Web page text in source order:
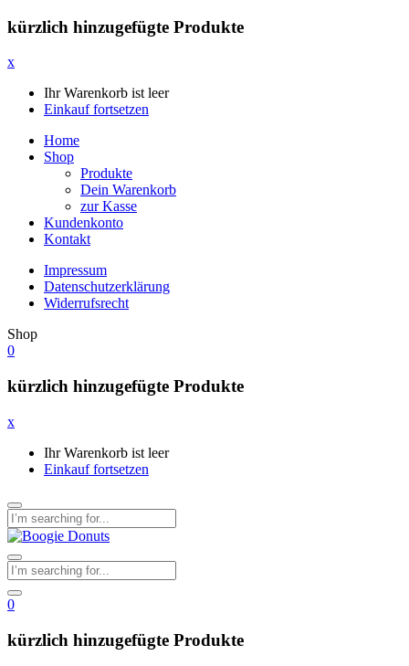
kürzlich hinzugefügte Produkte
x
Ihr Warenkorb ist leer
Einkauf fortsetzen
Home
Shop
Produkte
Dein Warenkorb
zur Kasse
Kundenkonto
Kontakt
Impressum
Datenschutzerklärung
Widerrufsrecht
Shop
0
kürzlich hinzugefügte Produkte
x
Ihr Warenkorb ist leer
Einkauf fortsetzen
0
kürzlich hinzugefügte Produkte